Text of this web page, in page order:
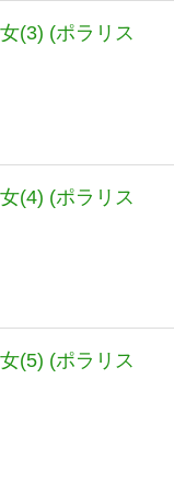
(3) (ポラリス
(4) (ポラリス
(5) (ポラリス